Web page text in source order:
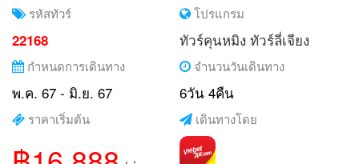
รหัสทัวร์
22168
โปรแกรม
ทัวร์คุนหมิง ทัวร์ลี่เจียง
กำหนดการเดินทาง
พ.ค. 67 - มิ.ย. 67
จำนวนวันเดินทาง
6วัน 4คืน
ราคาเริ่มต้น เดินทางโดย